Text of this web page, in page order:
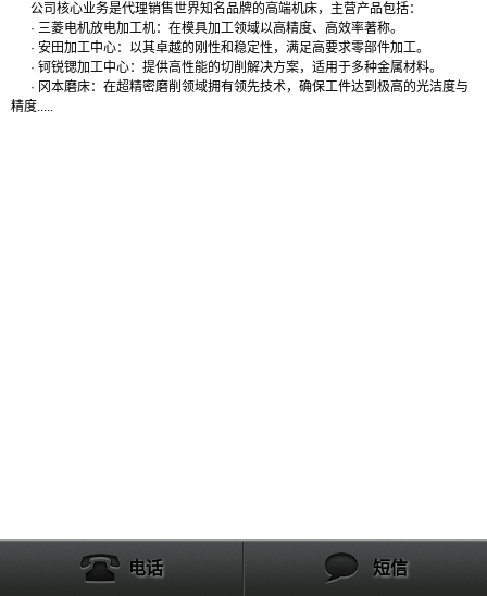
公司核心业务是代理销售世界知名品牌的高端机床，主营产品包括：
· 三菱电机放电加工机：在模具加工领域以高精度、高效率著称。
· 安田加工中心：以其卓越的刚性和稳定性，满足高要求零部件加工。
· 钶锐锶加工中心：提供高性能的切削解决方案，适用于多种金属材料。
· 冈本磨床：在超精密磨削领域拥有领先技术，确保工件达到极高的光洁度与
精度.....
电话 短信